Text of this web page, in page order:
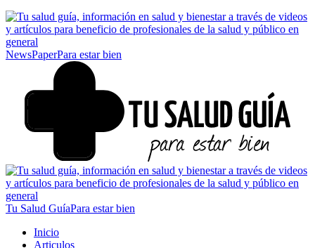
NewsPaperPara estar bien
Tu Salud GuíaPara estar bien
Inicio
Articulos